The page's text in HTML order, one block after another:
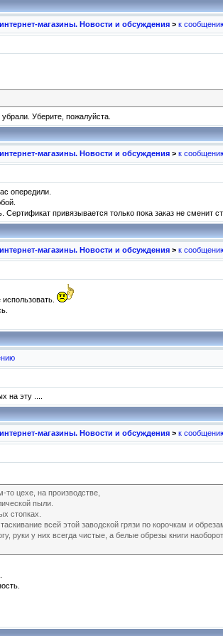
магазины. Новости и обсуждения > к
Уберите, пожалуйста.
магазины. Новости и обсуждения > к
опередили.
привязывается только пока заказ не сменит
магазины. Новости и обсуждения > к
на эту ....
магазины. Новости и обсуждения > к
то цехе, на производстве,
пыли.
стопках.
всей этой заводской грязи по корочкам и
руки у них всегда чистые, а белые обрезы книги наоборот,